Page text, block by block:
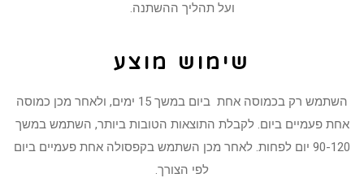
ועל תהליך ההשתנה.
שימוש מוצע
השתמש רק בכמוסה אחת ביום במשך 15 ימים, ולאחר מכן כמוסה
אחת פעמיים ביום. לקבלת התוצאות הטובות ביותר, השתמש במשך
90-120 יום לפחות. לאחר מכן השתמש בקפסולה אחת פעמיים ביום
לפי הצורך.